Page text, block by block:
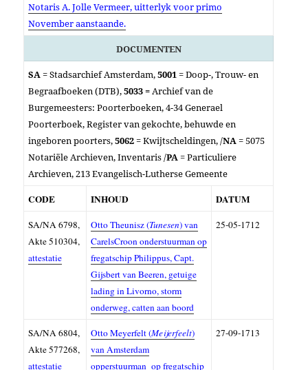
Notaris A. Jolle Vermeer, uitterlyk voor primo
November aanstaande.
DOCUMENTEN
SA= Stadsarchief Amsterdam,5001= Doop-, Trouw- en
Begraafboeken (DTB),5033 =Archief van de
Burgemeesters: Poorterboeken, 4-34 Generael
Poorterboek, Register van gekochte, behuwde en
ingeboren poorters,5062= Kwijtscheldingen, /NA= 5075
Notariële Archieven, Inventaris /PA= Particuliere
Archieven, 213 Evangelisch-Lutherse Gemeente
CODE INHOUD DATUM
SA/NA 6798,
Akte 510304,
attestatie
Otto Theunisz (Tunesen) van
CarelsCroon onderstuurman op
fregatschip Philippus, Capt.
Gijsbert van Beeren, getuige
lading in Livorno, storm
onderweg, catten aan boord
25-05-1712
SA/NA 6804,
Akte 577268,
attestatie
Otto Meyerfelt (Meijerfeelt)
van Amsterdam
opperstuurman op fregatschip
27-09-1713